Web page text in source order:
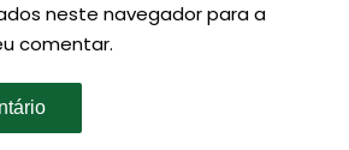
neste navegador para a
comentar.